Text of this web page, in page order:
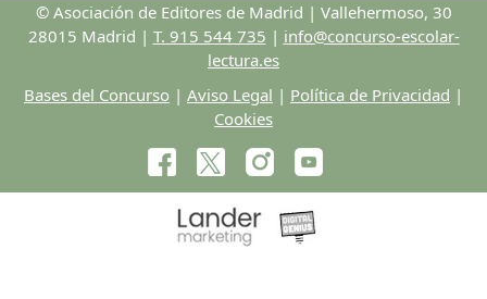
© Asociación de Editores de Madrid | Vallehermoso, 30
28015 Madrid | T. 915 544 735 | info@concurso-escolar-
lectura.es
Bases del Concurso | Aviso Legal | Política de Privacidad |
Cookies